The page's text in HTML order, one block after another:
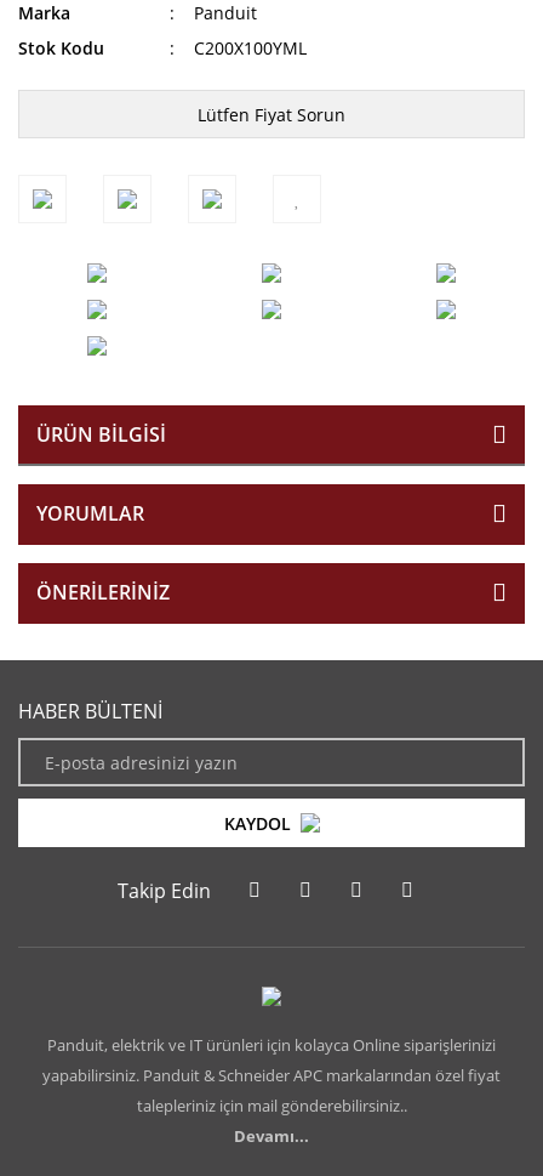
Marka
Panduit
Stok Kodu
C200X100YML
Lütfen Fiyat Sorun
ÜRÜN BILGISI
YORUMLAR
ÖNERILERINIZ
HABER BÜLTENİ
KAYDOL
Takip Edin
Panduit, elektrik ve IT ürünleri için kolayca Online siparişlerinizi
yapabilirsiniz. Panduit & Schneider APC markalarından özel fiyat
talepleriniz için mail gönderebilirsiniz..
Devamı...